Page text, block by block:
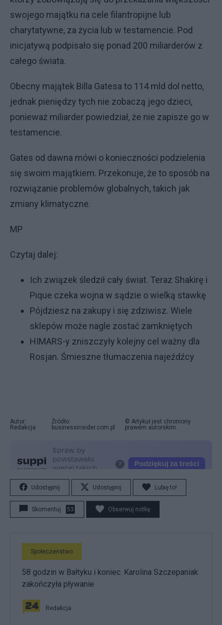
swojego majątku na cele filantropijne lub
charytatywne, za życia lub w testamencie. Pod
inicjatywą podpisało się ponad 200 miliarderów z
całego świata.
Obecny majątek Billa Gatesa to 114 mld dol netto,
jednak pieniędzy tych nie zobaczą jego dzieci,
ponieważ miliarder powiedział, że nie zapisze go w
testamencie.
Gates od dawna mówi o konieczności podzielenia
się swoim majątkiem. Przekonuje, że to sposób na
rozwiązanie problemów globalnych, takich jak
zmiany klimatyczne.
MP
Czytaj dalej:
Ich związek śledził cały świat. Teraz Shakirę i
Pique czeka wojna w sądzie o wielką stawkę
Pójdziesz na zakupy i się zdziwisz. Wiele
sklepów może nagle zostać zamkniętych
HIMARS-y zniszczyły kolejny cel ważny dla
Rosjan. Śmieszne tłumaczenia najeźdźcy
Autor:
Redakcja
Źródło:
businessinsider.com.pl
© Artykuł jest chroniony
prawem autorskim.
Udostępnij Udostępnij Lubię to!
Skomentuj 53 Obserwuj notkę
Społeczeństwo
58 godzin w Bałtyku i koniec. Karolina Szczepaniak
zakończyła pływanie
Redakcja